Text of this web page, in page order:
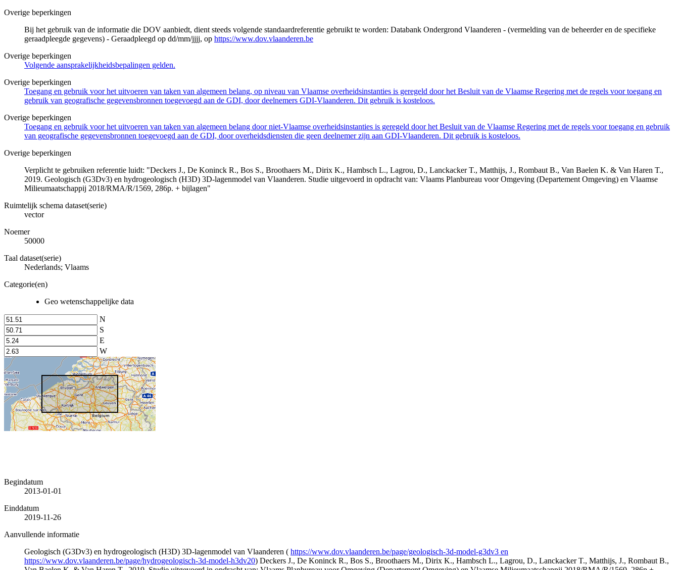
Overige beperkingen
Bij het gebruik van de informatie die DOV aanbiedt, dient steeds volgende standaardreferentie gebruikt te worden: Databank Ondergrond Vlaanderen - (vermelding van de beheerder en de specifieke
geraadpleegde gegevens) - Geraadpleegd op dd/mm/jjjj, op https://www.dov.vlaanderen.be
Overige beperkingen
Volgende aansprakelijkheidsbepalingen gelden.
Overige beperkingen
Toegang en gebruik voor het uitvoeren van taken van algemeen belang, op niveau van Vlaamse overheidsinstanties is geregeld door het Besluit van de Vlaamse Regering met de regels voor toegang en
gebruik van geografische gegevensbronnen toegevoegd aan de GDI, door deelnemers GDI-Vlaanderen. Dit gebruik is kosteloos.
Overige beperkingen
Toegang en gebruik voor het uitvoeren van taken van algemeen belang door niet-Vlaamse overheidsinstanties is geregeld door het Besluit van de Vlaamse Regering met de regels voor toegang en gebruik
van geografische gegevensbronnen toegevoegd aan de GDI, door overheidsdiensten die geen deelnemer zijn aan GDI-Vlaanderen. Dit gebruik is kosteloos.
Overige beperkingen
Verplicht te gebruiken referentie luidt: "Deckers J., De Koninck R., Bos S., Broothaers M., Dirix K., Hambsch L., Lagrou, D., Lanckacker T., Matthijs, J., Rombaut B., Van Baelen K. & Van Haren T.,
2019. Geologisch (G3Dv3) en hydrogeologisch (H3D) 3D-lagenmodel van Vlaanderen. Studie uitgevoerd in opdracht van: Vlaams Planbureau voor Omgeving (Departement Omgeving) en Vlaamse
Milieumaatschappij 2018/RMA/R/1569, 286p. + bijlagen"
Ruimtelijk schema dataset(serie)
vector
Noemer
50000
Taal dataset(serie)
Nederlands; Vlaams
Categorie(en)
Geo wetenschappelijke data
N
S
E
W
Begindatum
2013-01-01
Einddatum
2019-11-26
Aanvullende informatie
Geologisch (G3Dv3) en hydrogeologisch (H3D) 3D-lagenmodel van Vlaanderen ( https://www.dov.vlaanderen.be/page/geologisch-3d-model-g3dv3 en
https://www.dov.vlaanderen.be/page/hydrogeologisch-3d-model-h3dv20) Deckers J., De Koninck R., Bos S., Broothaers M., Dirix K., Hambsch L., Lagrou, D., Lanckacker T., Matthijs, J., Rombaut B.,